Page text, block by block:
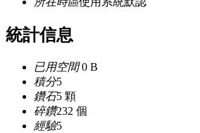
統計信息
已用空間0 B
積分5
鑽石5 顆
碎鑽232 個
經驗5